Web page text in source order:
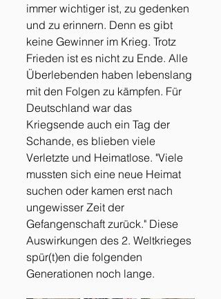
immer wichtiger ist, zu gedenken
und zu erinnern. Denn es gibt
keine Gewinner im Krieg. Trotz
Frieden ist es nicht zu Ende. Alle
Überlebenden haben lebenslang
mit den Folgen zu kämpfen. Für
Deutschland war das
Kriegsende auch ein Tag der
Schande, es blieben viele
Verletzte und Heimatlose. "Viele
mussten sich eine neue Heimat
suchen oder kamen erst nach
ungewisser Zeit der
Gefangenschaft zurück." Diese
Auswirkungen des 2. Weltkrieges
spür(t)en die folgenden
Generationen noch lange.